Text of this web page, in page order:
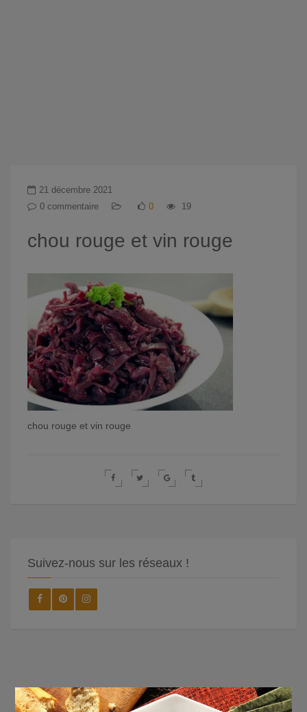
21 décembre 2021
0 commentaire
0 19
chou rouge et vin rouge
chou rouge et vin rouge
Suivez-nous sur les réseaux !
×